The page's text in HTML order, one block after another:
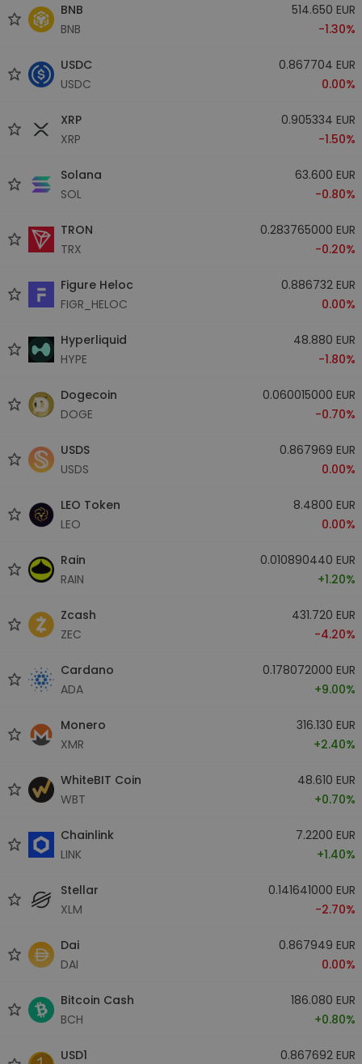
BNB
BNB
514.650 EUR
-1.30%
USDC
USDC
0.867704 EUR
0.00%
XRP
XRP
0.905334 EUR
-1.50%
Solana
SOL
63.600 EUR
-0.80%
TRON
TRX
0.283765000 EUR
-0.20%
Figure Heloc
FIGR_HELOC
0.886732 EUR
0.00%
Hyperliquid
HYPE
48.880 EUR
-1.80%
Dogecoin
DOGE
0.060015000 EUR
-0.70%
USDS
USDS
0.867969 EUR
0.00%
LEO Token
LEO
8.4800 EUR
0.00%
Rain
RAIN
0.010890440 EUR
+1.20%
Zcash
ZEC
431.720 EUR
-4.20%
Cardano
ADA
0.178072000 EUR
+9.00%
Monero
XMR
316.130 EUR
+2.40%
WhiteBIT Coin
WBT
48.610 EUR
+0.70%
Chainlink
LINK
7.2200 EUR
+1.40%
Stellar
XLM
0.141641000 EUR
-2.70%
Dai
DAI
0.867949 EUR
0.00%
Bitcoin Cash
BCH
186.080 EUR
+0.80%
USD1
0.867692 EUR